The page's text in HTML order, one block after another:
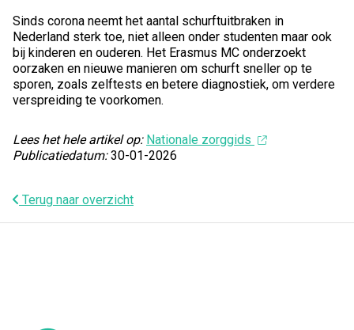
Sinds corona neemt het aantal schurftuitbraken in
Nederland sterk toe, niet alleen onder studenten maar ook
bij kinderen en ouderen. Het Erasmus MC onderzoekt
oorzaken en nieuwe manieren om schurft sneller op te
sporen, zoals zelftests en betere diagnostiek, om verdere
verspreiding te voorkomen.
Lees het hele artikel op: Nationale zorggids
Publicatiedatum:30-01-2026
Terug naar overzicht